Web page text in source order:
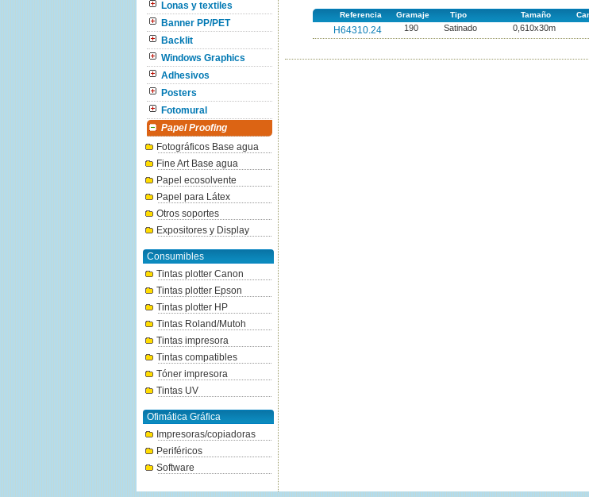
Lonas y textiles
Banner PP/PET
Backlit
Windows Graphics
Adhesivos
Posters
Fotomural
Papel Proofing
Fotográficos Base agua
Fine Art Base agua
Papel ecosolvente
Papel para Látex
Otros soportes
Expositores y Display
Consumibles
Tintas plotter Canon
Tintas plotter Epson
Tintas plotter HP
Tintas Roland/Mutoh
Tintas impresora
Tintas compatibles
Tóner impresora
Tintas UV
Ofimática Gráfica
Impresoras/copiadoras
Periféricos
Software
Referencia Gramaje Tipo Tamaño
H64310.24 190 Satinado 0,610x30m